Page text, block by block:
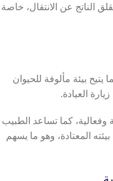
الناتج عن الانتقال، خاصة
بيئة مألوفة للحيوان
العيادة.
وفعالية، كما تساعد الطبيب
المعتادة، وهو ما يسهم